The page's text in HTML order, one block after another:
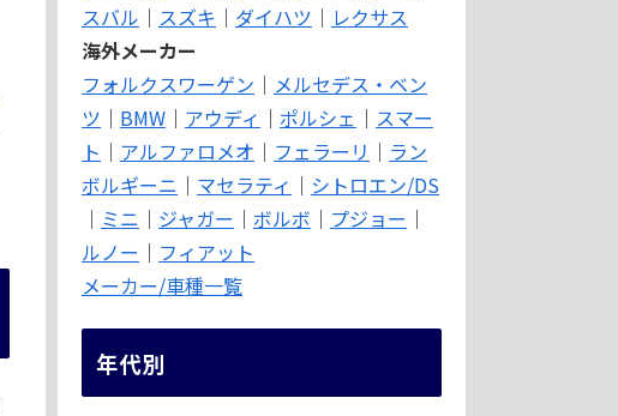
スバル ｜ スズキ ｜ ダイハツ ｜ レクサス
海外メーカー
フォルクスワーゲン ｜ メルセデス・ベン
ツ ｜ BMW ｜ アウディ ｜ ポルシェ ｜ スマー
ト ｜ アルファロメオ ｜ フェラーリ ｜ ラン
ボルギーニ ｜ マセラティ ｜ シトロエン/DS
｜ ミニ ｜ ジャガー ｜ ボルボ ｜ プジョー ｜
ルノー ｜ フィアット
メーカー/車種一覧
年代別